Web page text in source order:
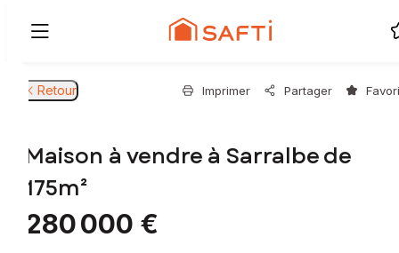
Retour Imprimer Partager
Maison à vendre à Sarralbe de
175m²
280 000 €